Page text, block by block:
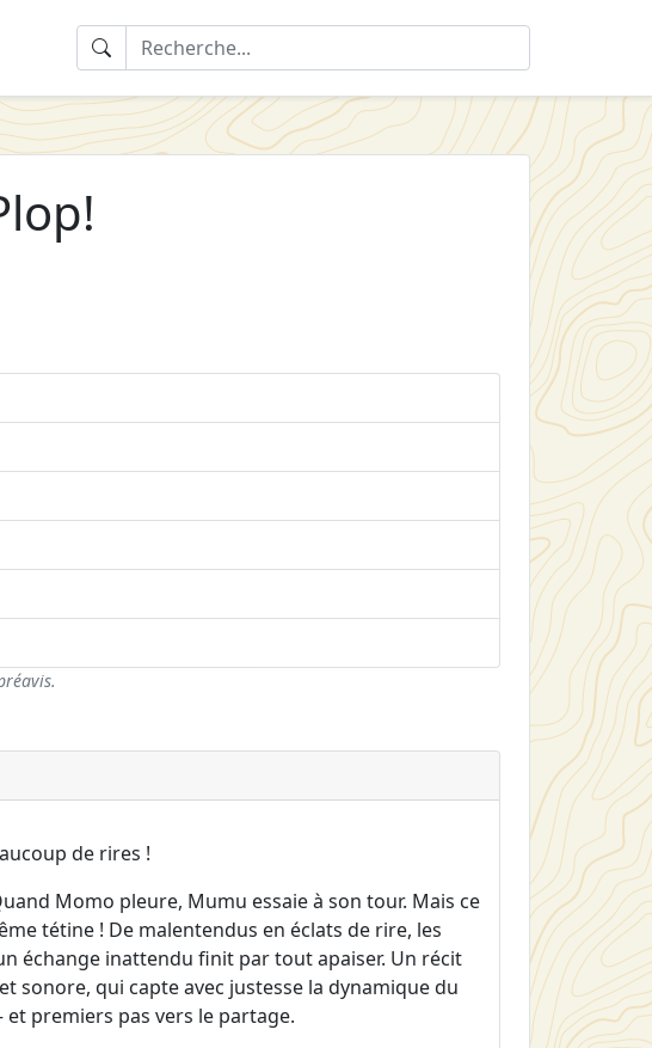
de rires !
Momo pleure, Mumu essaie à son tour. Mais ce
tétine ! De malentendus en éclats de rire, les
échange inattendu finit par tout apaiser. Un récit
sonore, qui capte avec justesse la dynamique du
premiers pas vers le partage.